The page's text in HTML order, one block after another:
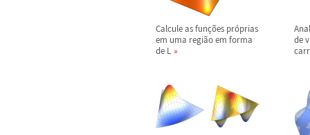
Calcule as funções próprias
em uma região em forma
de L
de